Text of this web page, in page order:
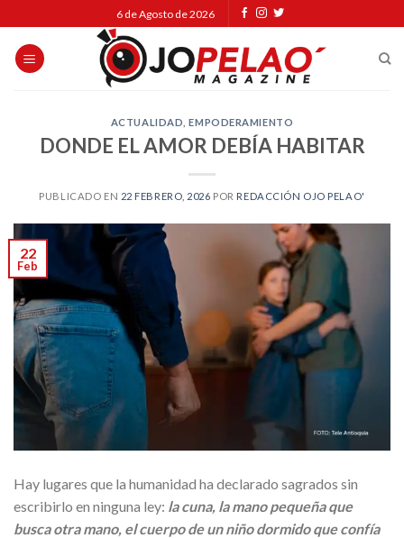
to
content
6 de Agosto de 2026
ACTUALIDAD ,EMPODERAMIENTO
DONDE EL AMOR DEBÍA HABITAR
PUBLICADO EN 22 FEBRERO, 2026 POR REDACCIÓN OJO PELAO'
22
Feb
Hay lugares que la humanidad ha declarado sagrados sin
escribirlo en ninguna ley: la cuna, la mano pequeña que
busca otra mano, el cuerpo de un niño dormido que confía